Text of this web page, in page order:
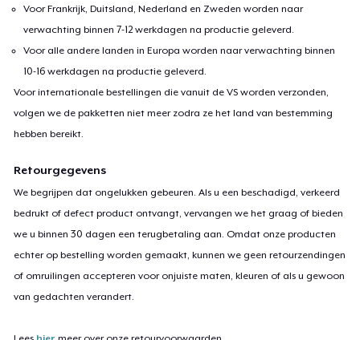
Voor Frankrijk, Duitsland, Nederland en Zweden worden naar
verwachting binnen 7-12 werkdagen na productie geleverd.
Voor alle andere landen in Europa worden naar verwachting binnen
10-16 werkdagen na productie geleverd.
Voor internationale bestellingen die vanuit de VS worden verzonden,
volgen we de pakketten niet meer zodra ze het land van bestemming
hebben bereikt.
Retourgegevens
We begrijpen dat ongelukken gebeuren. Als u een beschadigd, verkeerd
bedrukt of defect product ontvangt, vervangen we het graag of bieden
we u binnen 30 dagen een terugbetaling aan. Omdat onze producten
echter op bestelling worden gemaakt, kunnen we geen retourzendingen
of omruilingen accepteren voor onjuiste maten, kleuren of als u gewoon
van gedachten verandert.